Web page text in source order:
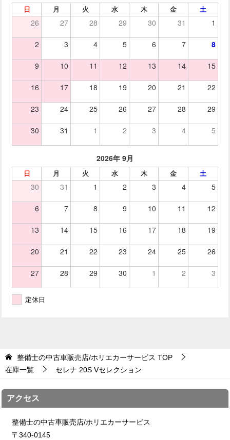
日 月 火 水 木 金 土
26 27 28 29 30 31 1
2 3 4 5 6 7 8
9 10 11 12 13 14 15
16 17 18 19 20 21 22
23 24 25 26 27 28 29
30 31 1 2 3 4 5
2026年 9月
日 月 火 水 木 金 土
30 31 1 2 3 4 5
6 7 8 9 10 11 12
13 14 15 16 17 18 19
20 21 22 23 24 25 26
27 28 29 30 1 2 3
定休日
整備士の中古車販売店/ホリエカーサービス TOP
在庫一覧
セレナ 20S Vセレクション
アクセス
整備士の中古車販売店/ホリエカーサービス
〒340-0145